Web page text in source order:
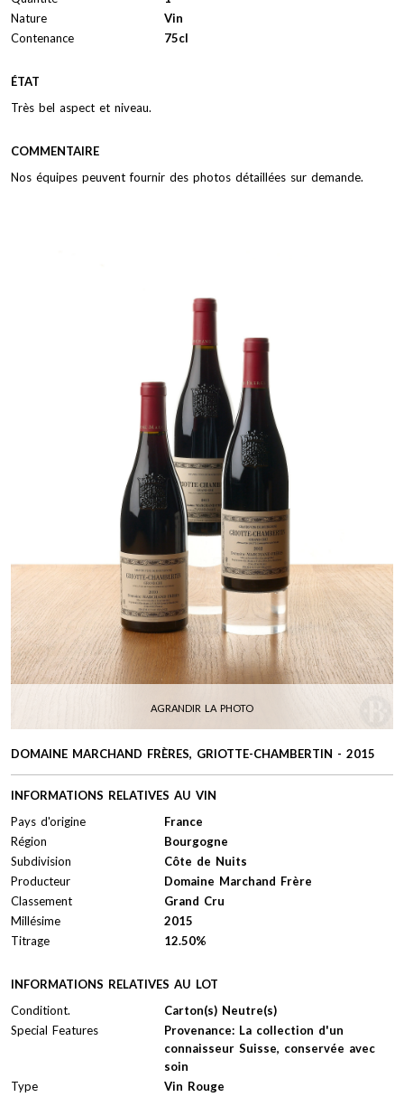
Nature
Vin
Contenance
75cl
ÉTAT
Très bel aspect et niveau.
COMMENTAIRE
Nos équipes peuvent fournir des photos détaillées sur demande.
AGRANDIR LA PHOTO
DOMAINE MARCHAND FRÈRES, GRIOTTE-CHAMBERTIN - 2015
INFORMATIONS RELATIVES AU VIN
Pays d'origine
France
Région
Bourgogne
Subdivision
Côte de Nuits
Producteur
Domaine Marchand Frère
Classement
Grand Cru
Millésime
2015
Titrage
12.50%
INFORMATIONS RELATIVES AU LOT
Conditiont.
Carton(s) Neutre(s)
Special Features
Provenance: La collection d'un
connaisseur Suisse, conservée avec
soin
Type
Vin Rouge